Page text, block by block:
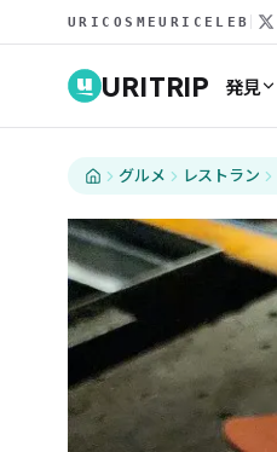
URICOSMEURICELEB
URITRIP 発見
グルメ レストラン